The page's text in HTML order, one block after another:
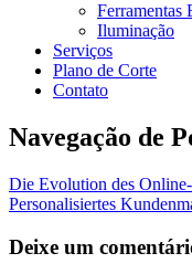
Ferramentas
Iluminação
Serviços
Plano de Corte
Contato
Navegação de
Die Evolution des
Personalisiertes
Deixe um